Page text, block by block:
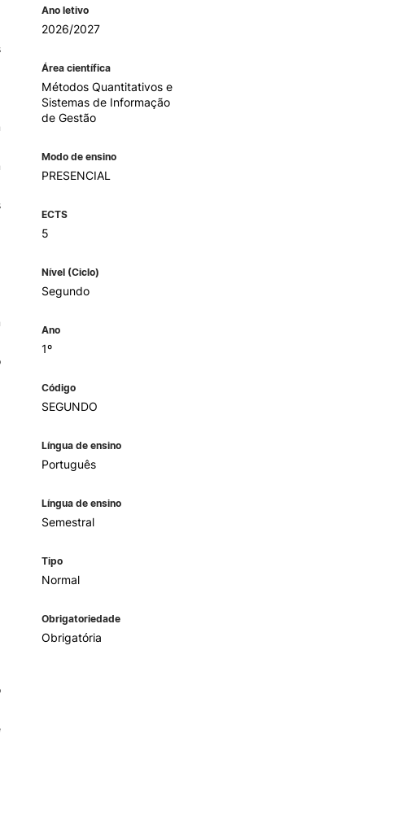
UPCoimbra
ao Estudante
Ano letivo
2026/2027
Área científica
Métodos Quantitativos e
Sistemas de Informação
de Gestão
Modo de ensino
PRESENCIAL
ECTS
5
Nível (Ciclo)
Segundo
Ano
1º
Código
SEGUNDO
Língua de ensino
Português
Língua de ensino
Semestral
Tipo
Normal
Obrigatoriedade
Obrigatória